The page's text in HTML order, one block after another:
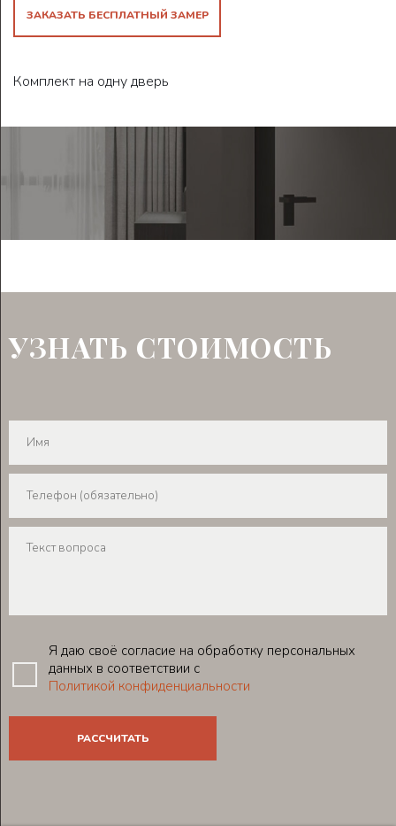
ЗАКАЗАТЬ БЕСПЛАТНЫЙ ЗАМЕР
Комплект на одну дверь
УЗНАТЬ СТОИМОСТЬ
Я даю своё согласие на обработку персональных
данных в соответствии с
Политикой конфиденциальности